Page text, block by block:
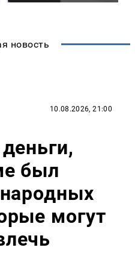
новость
10.08.2026, 21:00
был
могут